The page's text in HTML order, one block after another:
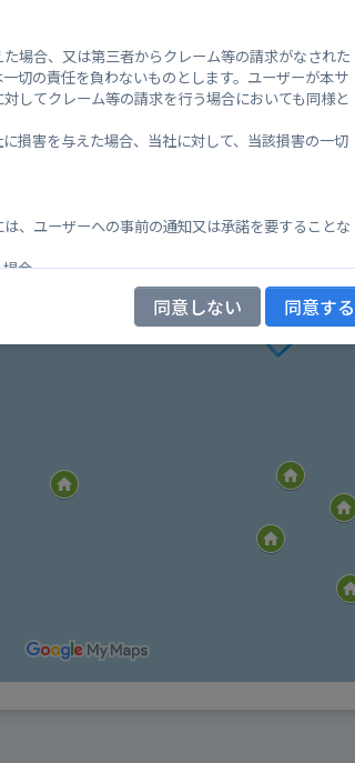
場合、又は第三者からクレーム等の請求がなされた
切の責任を負わないものとします。ユーザーが本サ
してクレーム等の請求を行う場合においても同様と
損害を与えた場合、当社に対して、当該損害の一切
、ユーザーへの事前の通知又は承諾を要することな
合
処分、コンピューターウイルス等を含むサイバーテ
ができなくなった場合
の障害におけるシステムの中断、遅滞、中止、デー
等により本サービスの提供ができなくなった場合
本サービスの提供ができなくなった場合
等（品質、正確性、適法性、有用性、信憑性、速報
ことに起因して、ユーザーに生じたいかなる損害に
第三者に対して損害を与えた場合、当社の責に帰す
同意しない 同意する